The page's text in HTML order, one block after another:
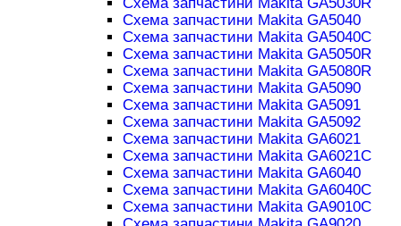
Схема запчастини Makita GA5030R
Схема запчастини Makita GA5040
Схема запчастини Makita GA5040C
Схема запчастини Makita GA5050R
Схема запчастини Makita GA5080R
Схема запчастини Makita GA5090
Схема запчастини Makita GA5091
Схема запчастини Makita GA5092
Схема запчастини Makita GA6021
Схема запчастини Makita GA6021C
Схема запчастини Makita GA6040
Схема запчастини Makita GA6040C
Схема запчастини Makita GA9010C